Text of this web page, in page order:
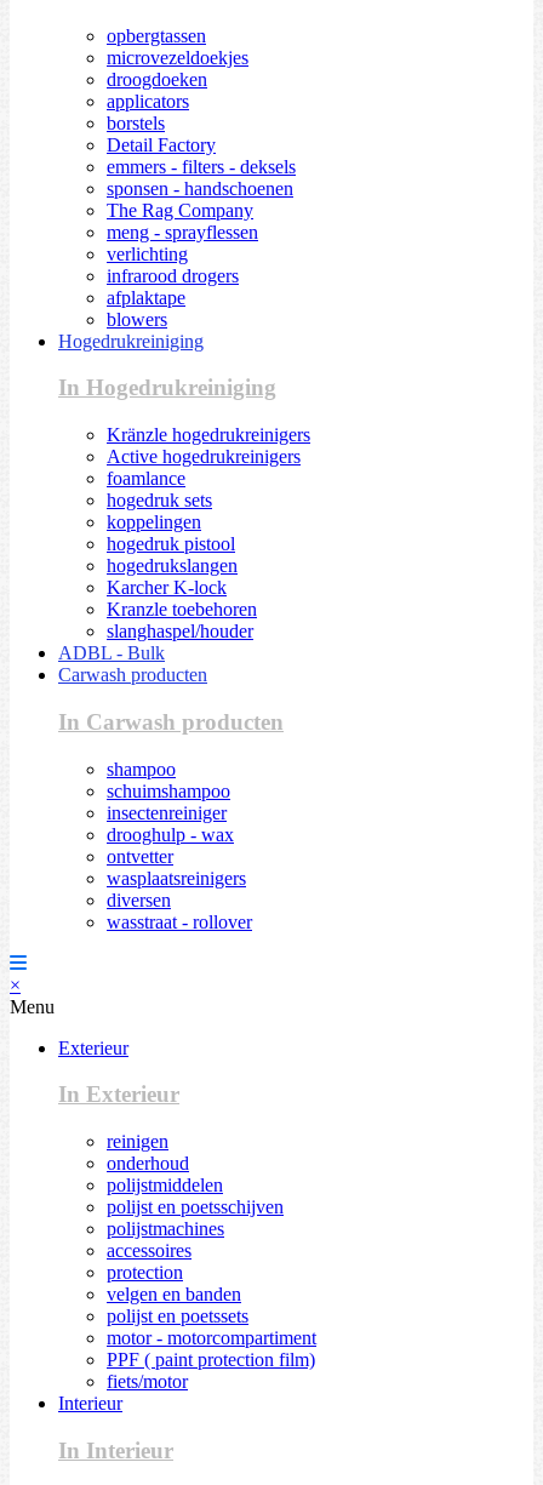
opbergtassen
microvezeldoekjes
droogdoeken
applicators
borstels
Detail Factory
emmers - filters - deksels
sponsen - handschoenen
The Rag Company
meng - sprayflessen
verlichting
infrarood drogers
afplaktape
blowers
Hogedrukreiniging
In Hogedrukreiniging
Kränzle hogedrukreinigers
Active hogedrukreinigers
foamlance
hogedruk sets
koppelingen
hogedruk pistool
hogedrukslangen
Karcher K-lock
Kranzle toebehoren
slanghaspel/houder
ADBL - Bulk
Carwash producten
In Carwash producten
shampoo
schuimshampoo
insectenreiniger
drooghulp - wax
ontvetter
wasplaatsreinigers
diversen
wasstraat - rollover
×
Menu
Exterieur
In Exterieur
reinigen
onderhoud
polijstmiddelen
polijst en poetsschijven
polijstmachines
accessoires
protection
velgen en banden
polijst en poetssets
motor - motorcompartiment
PPF ( paint protection film)
fiets/motor
Interieur
In Interieur